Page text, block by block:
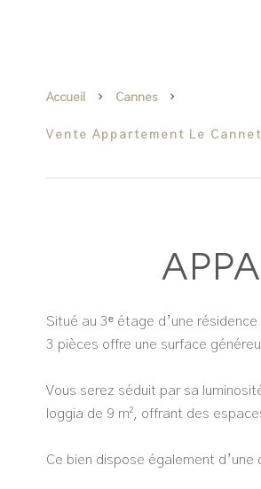
Accueil Cannes
Vente Appartement Le
Situé au 3ᵉ étage d’une
3 pièces offre une surface
Vous serez séduit par sa
loggia de 9 m², offrant des
Ce bien dispose également d’une